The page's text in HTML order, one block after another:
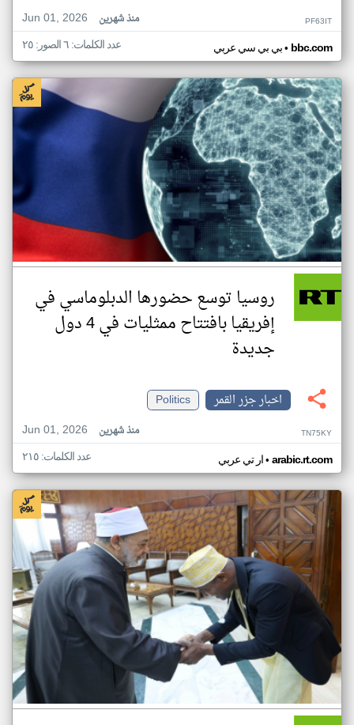
Jun 01, 2026
منذ شهرين PF63IT
بي بي سي عربي• bbc.com عدد الكلمات: ٦ الصور: ٢٥
روسيا توسع حضورها الدبلوماسي في
إفريقيا بافتتاح ممثليات في 4 دول
جديدة
اخبار جزر القمر
Politics
Jun 01, 2026
منذ شهرين TN75KY
ار تي عربي• arabic.rt.com عدد الكلمات: ٢١٥